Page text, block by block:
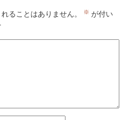
ることはありません。 ※ が付い